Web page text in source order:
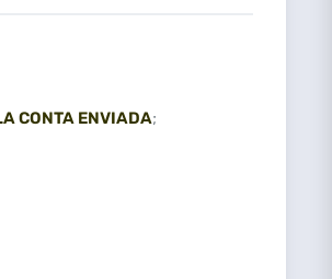
CONTA ENVIADA;